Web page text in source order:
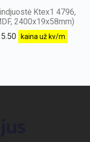
Ktex1 4796,
2400x19x58mm)
kaina už kv/m